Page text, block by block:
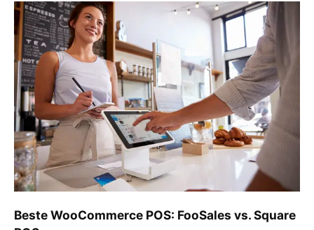
Beste WooCommerce POS: FooSales vs. Square
Beste
WooCommerce
POS:
FooSales
vs.
Square
POS